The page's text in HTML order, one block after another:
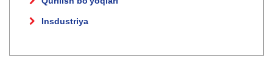
Insdustriya